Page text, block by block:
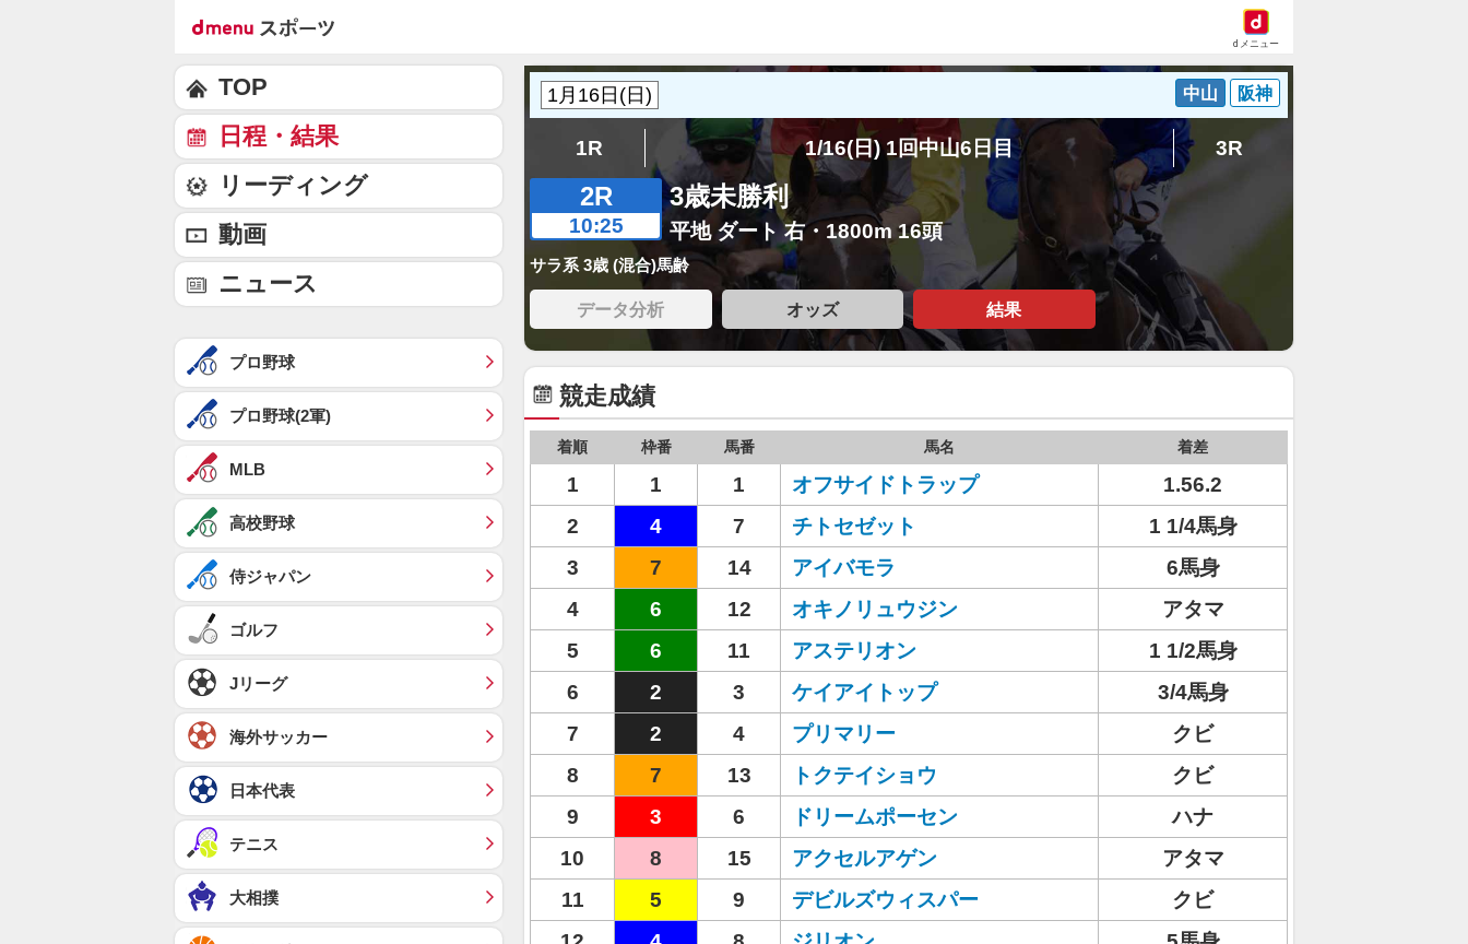
dメニュー
中山 阪神
1R 1/16(日) 1回中山6日目 3R
2R
10:25
3歳未勝利
平地 ダート 右・1800m 16頭
サラ系 3歳 (混合)馬齢
データ分析 オッズ 結果
競走成績
着順 枠番 馬番 馬名 着差
1 1 1 オフサイドトラップ
1.56.2
2
4 7 チトセゼット
1 1/4馬身
3
7 14 アイバモラ
6馬身
4
6 12 オキノリュウジン
アタマ
5
6 11 アステリオン
1 1/2馬身
6
2 3 ケイアイトップ
3/4馬身
7
2 4 プリマリー
クビ
8
7 13 トクテイショウ
クビ
9
3 6 ドリームポーセン
ハナ
10
8 15 アクセルアゲン
アタマ
11
5 9 デビルズウィスパー
クビ
TOP
日程・結果
リーディング
動画
ニュース
プロ野球
プロ野球(2軍)
MLB
高校野球
侍ジャパン
ゴルフ
Jリーグ
海外サッカー
日本代表
テニス
大相撲